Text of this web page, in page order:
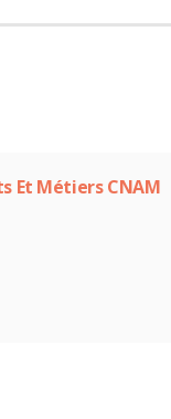
Et Métiers CNAM